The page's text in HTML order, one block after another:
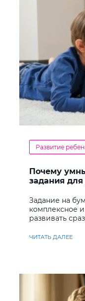
Развитие
Почему
задания
Задание на
комплексное
развивать
ЧИТАТЬ ДАЛЕЕ